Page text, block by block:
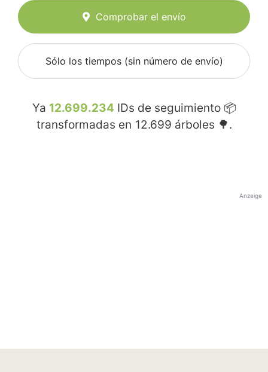
Comprobar el envío
Sólo los tiempos (sin número de envío)
Ya 12.699.234 IDs de seguimiento 📦
transformadas en 12.699 árboles 🌳.
Anzeige